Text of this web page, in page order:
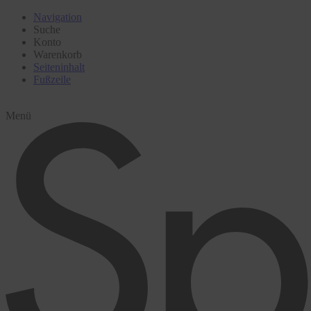
Navigation
Suche
Konto
Warenkorb
Seiteninhalt
Fußzeile
Menü